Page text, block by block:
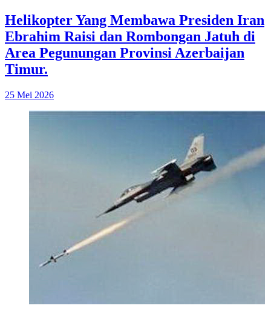
Helikopter Yang Membawa Presiden Iran
Ebrahim Raisi dan Rombongan Jatuh di
Area Pegunungan Provinsi Azerbaijan
Timur.
25 Mei 2026